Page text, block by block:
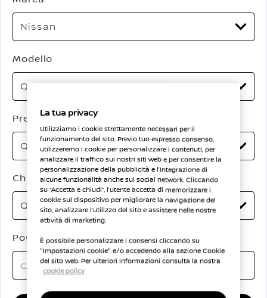
Modello
Prezzo
Chilometraggio
Posizione
La tua privacy
Utilizziamo i cookie strettamente necessari per il
funzionamento del sito. Previo tuo espresso consenso,
utilizzeremo i cookie per personalizzare i contenuti, per
analizzare il traffico sui nostri siti web e per consentire la
personalizzazione della pubblicità e l’integrazione di
alcune funzionalità anche sui social network. Cliccando
su “Accetta e chiudi”, l’utente accetta di memorizzare i
cookie sul dispositivo per migliorare la navigazione del
sito, analizzare l’utilizzo del sito e assistere nelle nostre
attività di marketing.
È possibile personalizzare i consensi cliccando su
"Impostazioni cookie" e/o accedendo alla sezione Cookie
del sito web. Per ulteriori informazioni consulta la nostra
cookie policy